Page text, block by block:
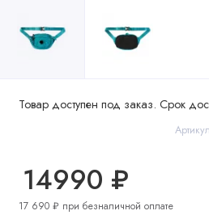
Товар доступен под заказ. Срок
14990 ₽
17 690 ₽ при безналичной оплате